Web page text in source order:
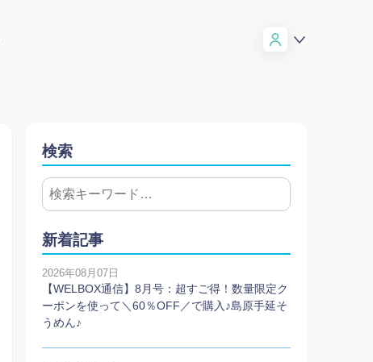
検索
新着記事
2026年08月07日
【WELBOX通信】8月号：超すご得！数量限定ク
ーポンを使って＼60％OFF／で購入♪島原手延そ
うめん♪